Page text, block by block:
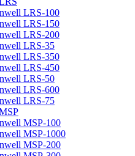
LRS-100
LRS-150
LRS-200
LRS-35
LRS-350
LRS-450
LRS-50
LRS-600
LRS-75
MSP-100
MSP-1000
MSP-200